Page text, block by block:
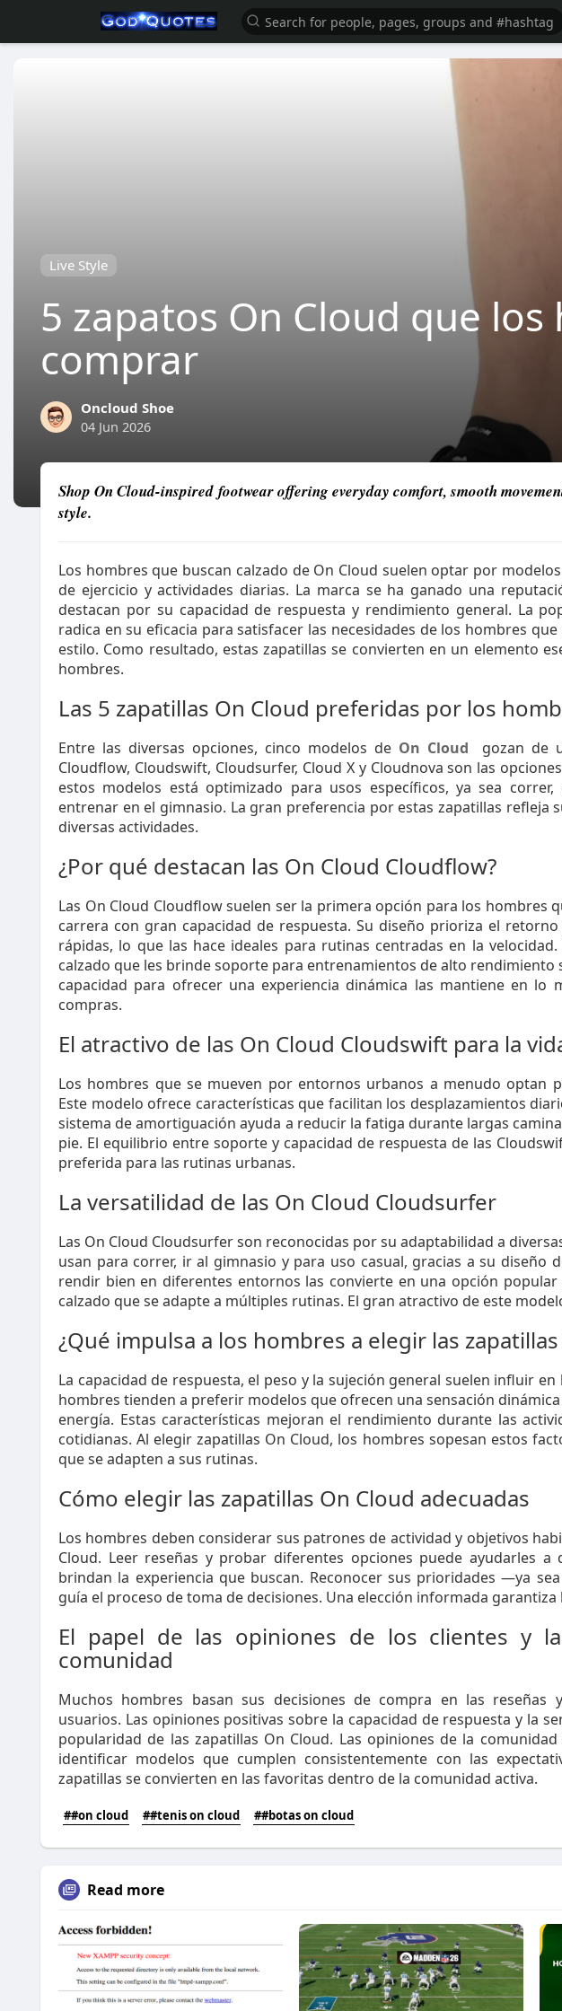
Live Style
5 zapatos On Cloud que
comprar
Oncloud Shoe
04 Jun 2026
Shop On Cloud-inspired footwear offering everyday comfort, smooth
style.
Los hombres que buscan calzado de On Cloud suelen optar por
de ejercicio y actividades diarias. La marca se ha ganado una
destacan por su capacidad de respuesta y rendimiento general. La
radica en su eficacia para satisfacer las necesidades de los hombres
estilo. Como resultado, estas zapatillas se convierten en un elemento
hombres.
Las 5 zapatillas On Cloud preferidas por los
Entre las diversas opciones, cinco modelos de On Cloud
gozan de
Cloudflow, Cloudswift, Cloudsurfer, Cloud X y Cloudnova son las
estos modelos está optimizado para usos específicos, ya sea
entrenar en el gimnasio. La gran preferencia por estas zapatillas refleja
diversas actividades.
¿Por qué destacan las On Cloud Cloudflow?
Las On Cloud Cloudflow suelen ser la primera opción para los hombres
carrera con gran capacidad de respuesta. Su diseño prioriza el
rápidas, lo que las hace ideales para rutinas centradas en la
calzado que les brinde soporte para entrenamientos de alto rendimiento
capacidad para ofrecer una experiencia dinámica las mantiene en lo
compras.
El atractivo de las On Cloud Cloudswift para la
Los hombres que se mueven por entornos urbanos a menudo optan
Este modelo ofrece características que facilitan los desplazamientos
sistema de amortiguación ayuda a reducir la fatiga durante largas
pie. El equilibrio entre soporte y capacidad de respuesta de las
preferida para las rutinas urbanas.
La versatilidad de las On Cloud Cloudsurfer
Las On Cloud Cloudsurfer son reconocidas por su adaptabilidad a
usan para correr, ir al gimnasio y para uso casual, gracias a su diseño
rendir bien en diferentes entornos las convierte en una opción
calzado que se adapte a múltiples rutinas. El gran atractivo de este
¿Qué impulsa a los hombres a elegir las
La capacidad de respuesta, el peso y la sujeción general suelen influir
hombres tienden a preferir modelos que ofrecen una sensación
energía. Estas características mejoran el rendimiento durante las
cotidianas. Al elegir zapatillas On Cloud, los hombres sopesan estos
que se adapten a sus rutinas.
Cómo elegir las zapatillas On Cloud adecuadas
Los hombres deben considerar sus patrones de actividad y objetivos
Cloud. Leer reseñas y probar diferentes opciones puede ayudarles a
brindan la experiencia que buscan. Reconocer sus prioridades —ya
guía el proceso de toma de decisiones. Una elección informada
El papel de las opiniones de los clientes y
comunidad
Muchos hombres basan sus decisiones de compra en las reseñas
usuarios. Las opiniones positivas sobre la capacidad de respuesta y la
popularidad de las zapatillas On Cloud. Las opiniones de la
identificar modelos que cumplen consistentemente con las
zapatillas se convierten en las favoritas dentro de la comunidad activa.
##on cloud ##tenis on cloud ##botas on cloud
Read more